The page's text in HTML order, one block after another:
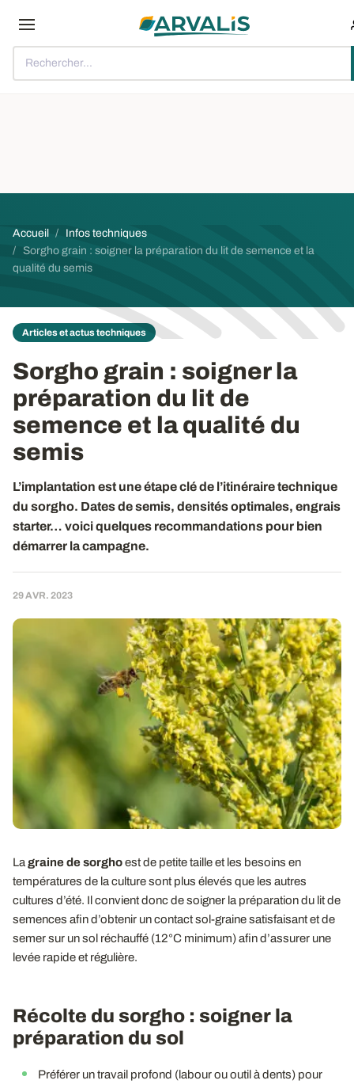
Rechercher...
Fil d'Ariane
Accueil
Infos techniques
Sorgho grain : soigner la préparation du lit de semence et la
qualité du semis
Articles et actus techniques
Sorgho grain : soigner la
préparation du lit de
semence et la qualité du
semis
L’implantation est une étape clé de l’itinéraire technique
du sorgho. Dates de semis, densités optimales, engrais
starter… voici quelques recommandations pour bien
démarrer la campagne.
29 AVR. 2023
La graine de sorghoest de petite taille et les besoins en
températures de la culture sont plus élevés que les autres
cultures d’été. Il convient donc de soigner la préparation du lit de
semences afin d’obtenir un contact sol-graine satisfaisant et de
semer sur un sol réchauffé (12°C minimum) afin d’assurer une
levée rapide et régulière.
Récolte du sorgho : soigner la
préparation du sol
Préférer un travail profond (labour ou outil à dents) pour